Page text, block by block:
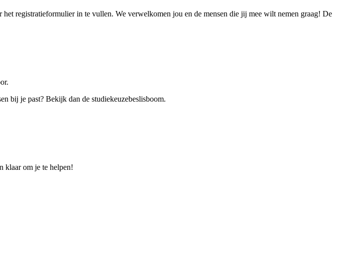
registratieformulier in te vullen. We verwelkomen jou en de mensen die jij mee wilt nemen graag! De
bij je past? Bekijk dan de studiekeuzebeslisboom.
klaar om je te helpen!